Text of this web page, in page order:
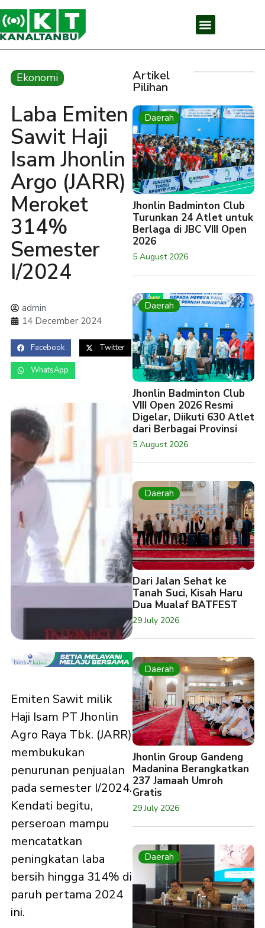
Ekonomi
Laba Emiten
Sawit Haji
Isam Jhonlin
Argo (JARR)
Meroket
314%
Semester
I/2024
admin
14 December 2024
Facebook Twitter
WhatsApp
Emiten Sawit milik
Haji Isam PT Jhonlin
Agro Raya Tbk. (JARR)
membukukan
penurunan penjualan
pada semester I/2024.
Kendati begitu,
perseroan mampu
mencatatkan
peningkatan laba
bersih hingga 314% di
paruh pertama 2024
ini.
Artikel
Pilihan
Daerah
Jhonlin Badminton Club
Turunkan 24 Atlet untuk
Berlaga di JBC VIII Open
2026
5 August 2026
Daerah
Jhonlin Badminton Club
VIII Open 2026 Resmi
Digelar, Diikuti 630 Atlet
dari Berbagai Provinsi
5 August 2026
Daerah
Dari Jalan Sehat ke
Tanah Suci, Kisah Haru
Dua Mualaf BATFEST
29 July 2026
Daerah
Jhonlin Group Gandeng
Madanina Berangkatkan
237 Jamaah Umroh
Gratis
29 July 2026
Daerah